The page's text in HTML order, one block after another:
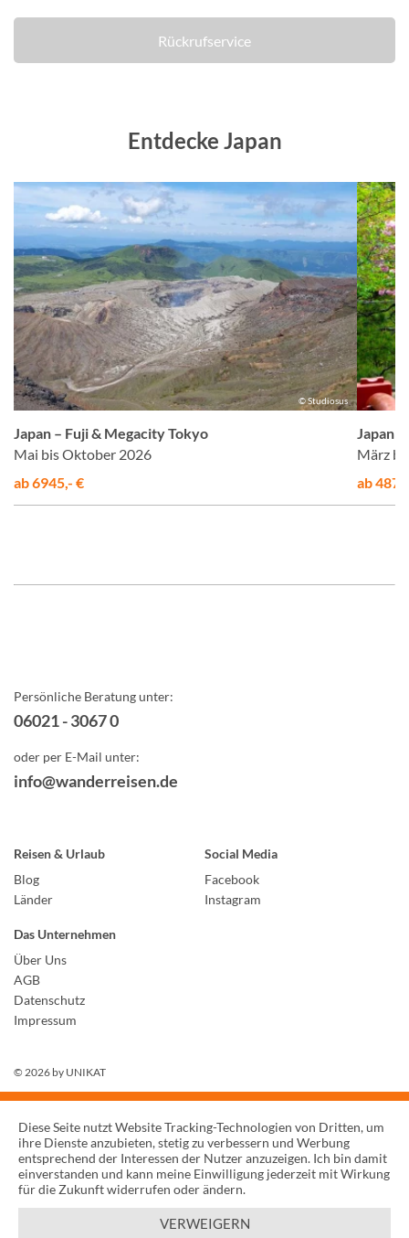
Rückrufservice
Entdecke Japan
© Studiosus
Japan – Fuji & Megacity Tokyo
Mai bis Oktober 2026
ab 6945,- €
Japan
März
ab
Persönliche Beratung unter:
06021 - 3067 0
oder per E-Mail unter:
info@wanderreisen.de
Reisen & Urlaub
Blog
Länder
Social Media
Facebook
Instagram
Das Unternehmen
Über Uns
AGB
Datenschutz
Impressum
© 2026 by UNIKAT
Diese Seite nutzt Website Tracking-Technologien von Dritten, um
ihre Dienste anzubieten, stetig zu verbessern und Werbung
entsprechend der Interessen der Nutzer anzuzeigen. Ich bin damit
einverstanden und kann meine Einwilligung jederzeit mit Wirkung
für die Zukunft widerrufen oder ändern.
VERWEIGERN